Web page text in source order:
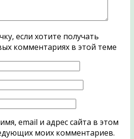
если хотите получать
комментариях в этой теме
email и адрес сайта в этом
моих комментариев.